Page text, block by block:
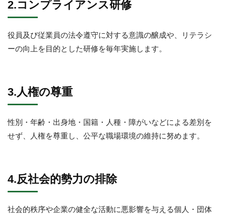
by
nsladmin
2.コンプライアンス研修
役員及び従業員の法令遵守に対する意識の醸成や、リテラシ
ーの向上を目的とした研修を毎年実施します。
3.人権の尊重
性別・年齢・出身地・国籍・人種・障がいなどによる差別を
せず、人権を尊重し、公平な職場環境の維持に努めます。
4.反社会的勢力の排除
社会的秩序や企業の健全な活動に悪影響を与える個人・団体